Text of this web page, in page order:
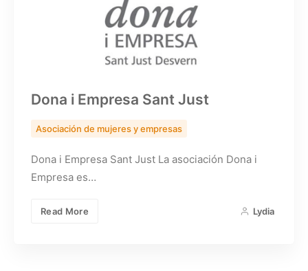
Dona i Empresa Sant Just
Asociación de mujeres y empresas
Dona i Empresa Sant Just La asociación Dona i
Empresa es…
Read More Lydia